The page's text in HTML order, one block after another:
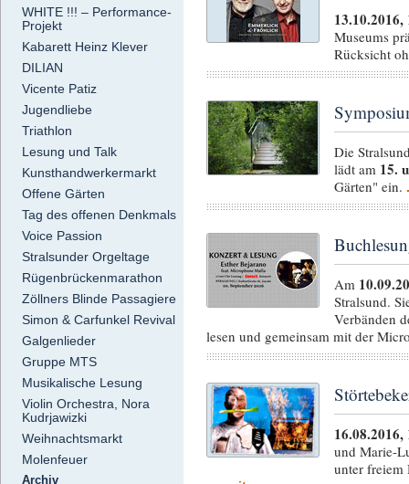
WHITE !!! – Performance-
Projekt
Kabarett Heinz Klever
DILIAN
Vicente Patiz
Jugendliebe
Triathlon
Lesung und Talk
Kunsthandwerkermarkt
Offene Gärten
Tag des offenen Denkmals
Voice Passion
Stralsunder Orgeltage
Rügenbrückenmarathon
Zöllners Blinde Passagiere
Simon & Carfunkel Revival
Galgenlieder
Gruppe MTS
Musikalische Lesung
Violin Orchestra, Nora
Kudrjawizki
Weihnachtsmarkt
Molenfeuer
Archiv
Museums
Rücksicht
Die
lädt am 15.
Gärten" ein.
Am
Stralsund.
Verbänden
lesen und gemeinsam mit der
und Marie-
unter freiem